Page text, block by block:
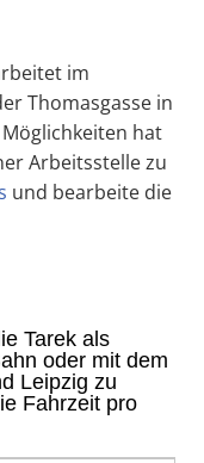
im
Thomasgasse in
hat
Arbeitsstelle zu
und bearbeite die